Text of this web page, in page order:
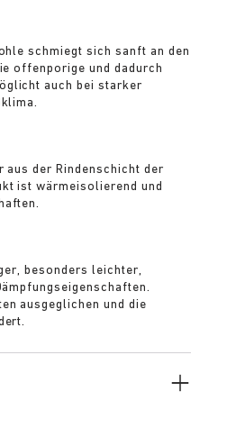
schmiegt sich sanft an den
offenporige und dadurch
auch bei starker
der Rindenschicht der
ist wärmeisolierend und
besonders leichter,
ausgeglichen und die